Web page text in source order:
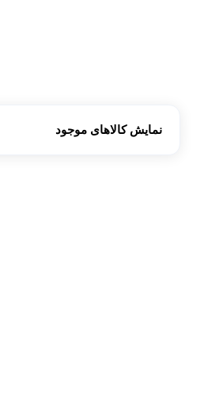
نمایش کالاهای موجود